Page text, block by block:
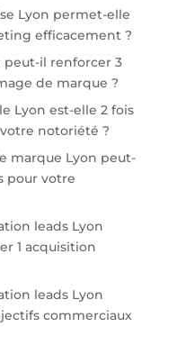
Lyon permet-elle
efficacement ?
il renforcer 3
de marque ?
Lyon est-elle 2 fois
notoriété ?
marque Lyon peut-
pour votre
leads Lyon
1 acquisition
leads Lyon
commerciaux